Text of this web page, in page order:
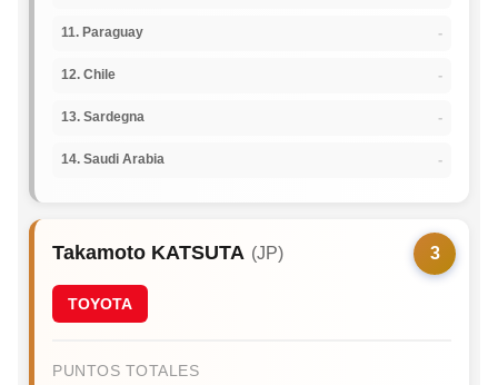
11. Paraguay -
12. Chile -
13. Sardegna -
14. Saudi Arabia -
3
Takamoto KATSUTA (JP)
TOYOTA
PUNTOS TOTALES